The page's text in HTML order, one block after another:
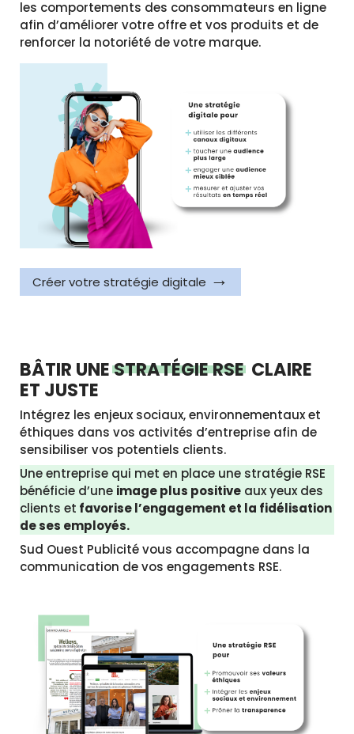
les comportements des consommateurs en ligne
afin d’améliorer votre offre et vos produits et de
renforcer la notoriété de votre marque.
Créer votre stratégie digitale
BÂTIR UNESTRATÉGIE RSE CLAIRE
ET JUSTE
Intégrez les enjeux sociaux, environnementaux et
éthiques dans vos activités d’entreprise afin de
sensibiliser vos potentiels clients.
Une entreprise qui met en place une stratégie RSE
bénéficie d’une image plus positive aux yeux des
clients et favorise l’engagement et la fidélisation
de ses employés.
Sud Ouest Publicité vous accompagne dans la
communication de vos engagements RSE.